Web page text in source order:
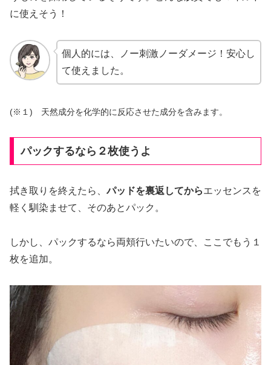
に使えそう！
個人的には、ノー刺激ノーダメージ！安心し
て使えました。
(※１) 天然成分を化学的に反応させた成分を含みます。
パックするなら２枚使うよ
拭き取りを終えたら、パッドを裏返してからエッセンスを
軽く馴染ませて、そのあとパック。
しかし、パックするなら両頬行いたいので、ここでもう１
枚を追加。